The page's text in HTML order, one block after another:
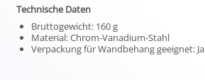
Technische Daten
Bruttogewicht: 160 g
Material: Chrom-Vanadium-Stahl
Verpackung für Wandbehang geeignet: Ja